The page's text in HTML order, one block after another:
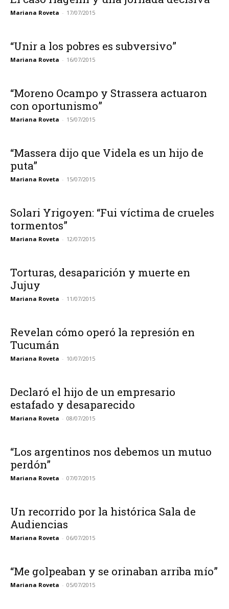
Mariana Roveta - 17/07/2015
“Unir a los pobres es subversivo”
Mariana Roveta - 16/07/2015
“Moreno Ocampo y Strassera actuaron
con oportunismo”
Mariana Roveta - 15/07/2015
“Massera dijo que Videla es un hijo de
puta”
Mariana Roveta - 15/07/2015
Solari Yrigoyen: “Fui víctima de crueles
tormentos”
Mariana Roveta - 12/07/2015
Torturas, desaparición y muerte en
Jujuy
Mariana Roveta - 11/07/2015
Revelan cómo operó la represión en
Tucumán
Mariana Roveta - 10/07/2015
Declaró el hijo de un empresario
estafado y desaparecido
Mariana Roveta - 08/07/2015
“Los argentinos nos debemos un mutuo
perdón”
Mariana Roveta - 07/07/2015
Un recorrido por la histórica Sala de
Audiencias
Mariana Roveta - 06/07/2015
“Me golpeaban y se orinaban arriba mío”
Mariana Roveta - 05/07/2015